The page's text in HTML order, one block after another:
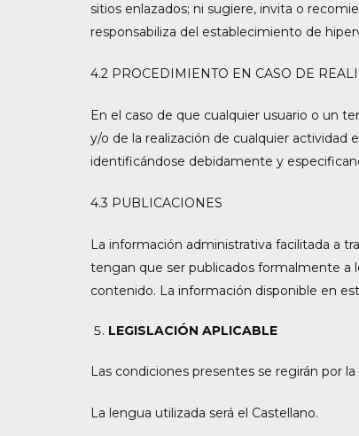
sitios enlazados; ni sugiere, invita o
responsabiliza del establecimiento de
4.2 PROCEDIMIENTO EN CASO DE
En el caso de que cualquier usuario o un
y/o de la realización de cualquier actividad
identificándose debidamente y
4.3 PUBLICACIONES
La información administrativa facilitada a
tengan que ser publicados formalmente a
contenido. La información disponible en
LEGISLACIÓN APLICABLE
Las condiciones presentes se regirán por
La lengua utilizada será el Castellano.